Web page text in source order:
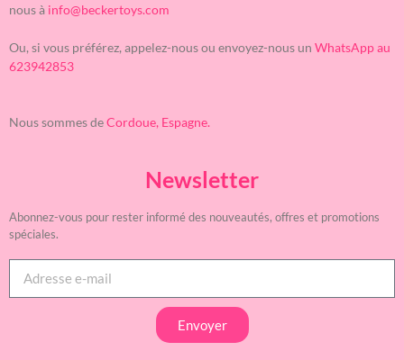
nous à info@beckertoys.com
Ou, si vous préférez, appelez-nous ou envoyez-nous un WhatsApp au
623942853
Nous sommes deCordoue, Espagne.
Newsletter
Abonnez-vous pour rester informé des nouveautés, offres et promotions
spéciales.
Envoyer